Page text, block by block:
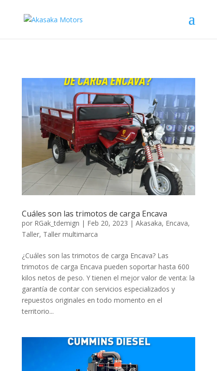
Cuáles son las trimotos de carga Encava
por RGak_tdemign | Feb 20, 2023 | Akasaka, Encava,
Taller, Taller multimarca
¿Cuáles son las trimotos de carga Encava? Las
trimotos de carga Encava pueden soportar hasta 600
kilos netos de peso. Y tienen el mejor valor de venta: la
garantía de contar con servicios especializados y
repuestos originales en todo momento en el
territorio...